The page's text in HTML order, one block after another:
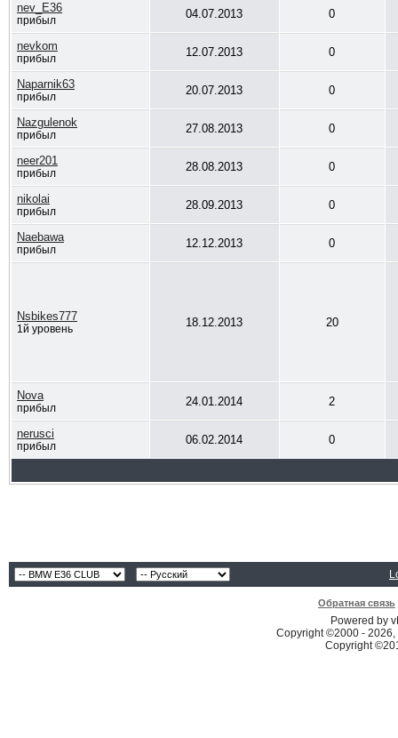
nev_E36
прибыл 04.07.2013 0
nevkom
прибыл 12.07.2013 0
Naparnik63
прибыл 20.07.2013 0
Nazgulenok
прибыл 27.08.2013 0
neer201
прибыл 28.08.2013 0
nikolai
прибыл 28.09.2013 0
Naebawa
прибыл 12.12.2013 0
Nsbikes777
1й уровень 18.12.2013 20
Nova
прибыл 24.01.2014 2
nerusci
прибыл 06.02.2014 0
Обратная связь
Powered by
Copyright ©2000 -
Copyright